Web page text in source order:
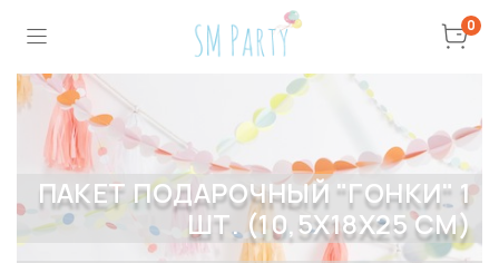
0
ПАКЕТ ПОДАРОЧНЫЙ "ГОНКИ" 1
ШТ. (10,5X18X25 СМ)